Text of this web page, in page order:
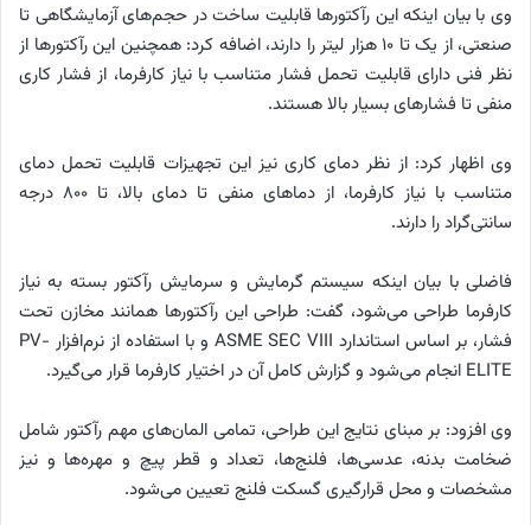
وی با بیان اینکه این رآکتورها قابلیت ساخت در حجم‌های آزمایشگاهی تا
صنعتی، از یک تا ۱۰ هزار لیتر را دارند، اضافه کرد: همچنین این رآکتورها از
نظر فنی دارای قابلیت تحمل فشار متناسب با نیاز کارفرما، از فشار کاری
منفی تا فشارهای بسیار بالا هستند.
وی اظهار کرد: از نظر دمای کاری نیز این تجهیزات قابلیت تحمل دمای
متناسب با نیاز کارفرما، از دماهای منفی تا دمای بالا، تا ۸۰۰ درجه
سانتی‌گراد را دارند.
فاضلی با بیان اینکه سیستم گرمایش و سرمایش رآکتور بسته به نیاز
کارفرما طراحی می‌شود، گفت: طراحی این رآکتورها همانند مخازن تحت
فشار، بر اساس استاندارد ASME SEC VIII و با استفاده از نرم‌افزار PV-
ELITE انجام می‌شود و گزارش کامل آن در اختیار کارفرما قرار می‌گیرد.
وی افزود: بر مبنای نتایج این طراحی، تمامی المان‌های مهم رآکتور شامل
ضخامت بدنه، عدسی‌ها، فلنج‌ها، تعداد و قطر پیچ و مهره‌ها و نیز
مشخصات و محل قرارگیری گسکت فلنج تعیین می‌شود.